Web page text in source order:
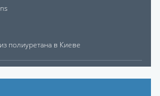
полиуретана в Киеве